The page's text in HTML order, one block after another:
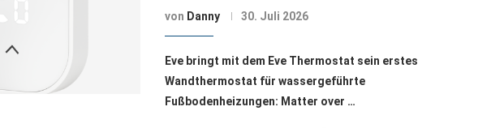
von Danny 30. Juli 2026
Eve bringt mit dem Eve Thermostat sein erstes
Wandthermostat für wassergeführte
Fußbodenheizungen: Matter over …